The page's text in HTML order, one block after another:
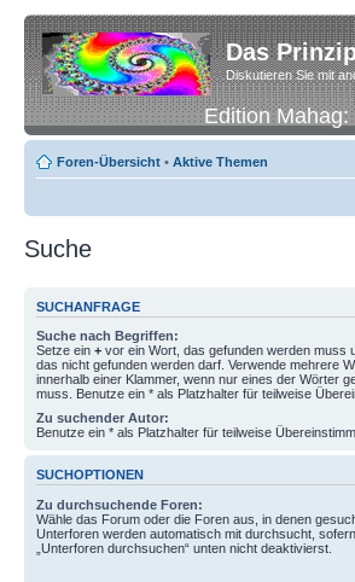
Das
Diskutieren Sie mit
Edition
Foren-Übersicht • Aktive Themen
Suche
SUCHANFRAGE
Suche nach Begriffen:
Setze ein + vor ein Wort, das gefunden werden muss
das nicht gefunden werden darf. Verwende mehrere
innerhalb einer Klammer, wenn nur eines der Wörter
muss. Benutze ein * als Platzhalter für teilweise
Zu suchender Autor:
Benutze ein * als Platzhalter für teilweise
SUCHOPTIONEN
Zu durchsuchende Foren:
Wähle das Forum oder die Foren aus, in denen
Unterforen werden automatisch mit durchsucht,
„Unterforen durchsuchen“ unten nicht deaktivierst.